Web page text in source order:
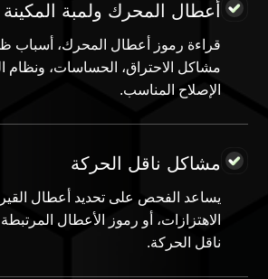
أعطال المحرك ولمبة المكينة
قراءة رموز أعطال المحرك، أسباب
مشاكل الاحتراق، الحساسات، ونظام
الإصلاح المناسب.
مشاكل ناقل الحركة
يساعد الفحص على تحديد أعطال القير،
الاهتزازات، أو رموز الأعطال
ناقل الحركة.